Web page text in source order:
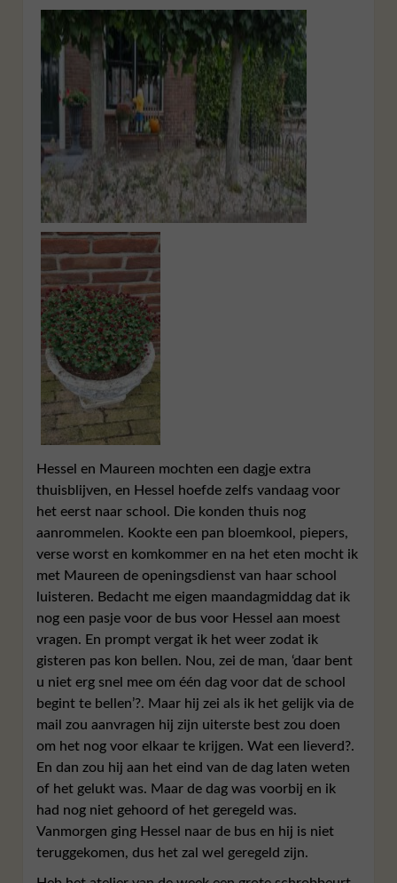
Hessel en Maureen mochten een dagje extra
thuisblijven, en Hessel hoefde zelfs vandaag voor
het eerst naar school. Die konden thuis nog
aanrommelen. Kookte een pan bloemkool, piepers,
verse worst en komkommer en na het eten mocht ik
met Maureen de openingsdienst van haar school
luisteren. Bedacht me eigen maandagmiddag dat ik
nog een pasje voor de bus voor Hessel aan moest
vragen. En prompt vergat ik het weer zodat ik
gisteren pas kon bellen. Nou, zei de man, ‘daar bent
u niet erg snel mee om één dag voor dat de school
begint te bellen’?. Maar hij zei als ik het gelijk via de
mail zou aanvragen hij zijn uiterste best zou doen
om het nog voor elkaar te krijgen. Wat een lieverd?.
En dan zou hij aan het eind van de dag laten weten
of het gelukt was. Maar de dag was voorbij en ik
had nog niet gehoord of het geregeld was.
Vanmorgen ging Hessel naar de bus en hij is niet
teruggekomen, dus het zal wel geregeld zijn.